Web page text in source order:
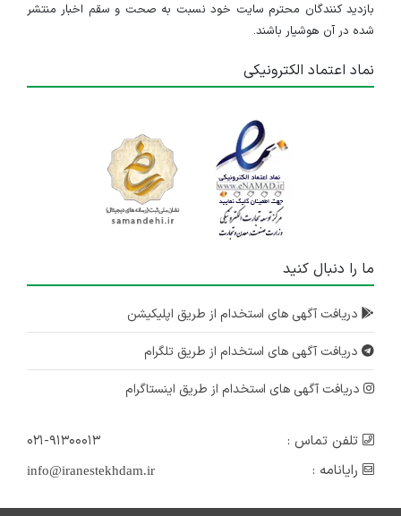
بازدید کنندگان محترم سایت خود نسبت به صحت و سقم اخبار منتشر
شده در آن هوشیار باشند.
نماد اعتماد الکترونیکی
ما را دنبال کنید
دریافت آگهی های استخدام از طریق اپلیکیشن
دریافت آگهی های استخدام از طریق تلگرام
دریافت آگهی های استخدام از طریق اینستاگرام
تلفن تماس :
۰۲۱-۹۱۳۰۰۰۱۳
رایانامه :
info@iranestekhdam.ir